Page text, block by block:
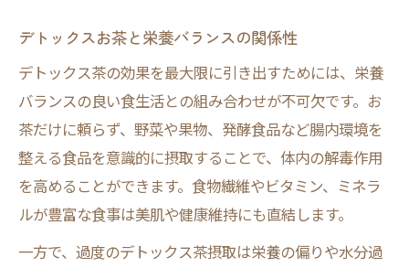
デトックスお茶と栄養バランスの関係性
デトックス茶の効果を最大限に引き出すためには、栄養
バランスの良い食生活との組み合わせが不可欠です。お
茶だけに頼らず、野菜や果物、発酵食品など腸内環境を
整える食品を意識的に摂取することで、体内の解毒作用
を高めることができます。食物繊維やビタミン、ミネラ
ルが豊富な食事は美肌や健康維持にも直結します。
一方で、過度のデトックス茶摂取は栄養の偏りや水分過